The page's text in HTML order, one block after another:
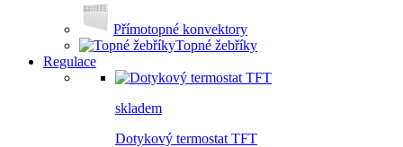
Přímotopné konvektory
Topné žebříky
Regulace
skladem
Dotykový termostat TFT